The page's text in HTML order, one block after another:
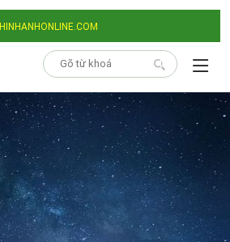
HINHANHONLINE.COM